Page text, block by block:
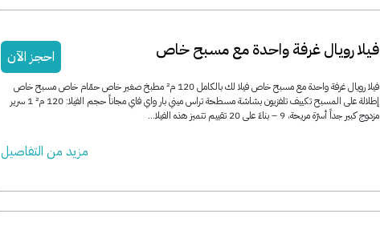
فيلا رويال غرفة واحدة مع مسبح خاص احجز الآن
فيلا رويال غرفة واحدة مع مسبح خاص فيلا لك بالكامل 120 م² مطبخ صغير خاص حمّام خاص مسبح خاص
إطلالة على المسبح تكييف تلفزيون بشاشة مسطحة تراس ميني بار واي فاي مجاناً حجم الفيلا: 120 م² 1 سرير
مزدوج كبير جداً أسرّة مريحة، 9 – بناءً على 20 تقييم تتميز هذه الفيلا...
مزید من التفاصیل